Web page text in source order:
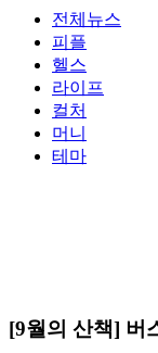
전체뉴스
피플
헬스
라이프
컬처
머니
테마
[9월의 산책] 버